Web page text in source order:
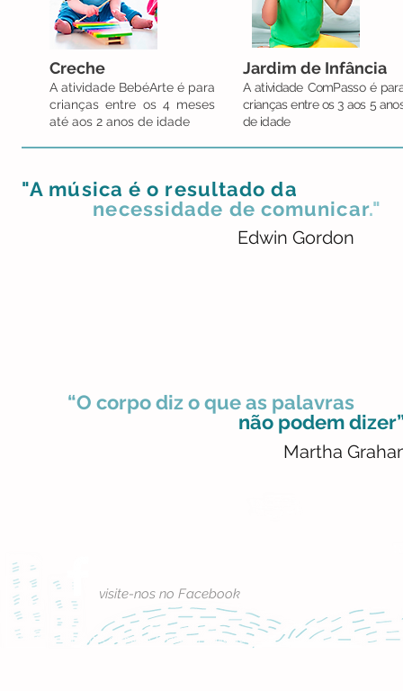
Creche
A atividade BebéArte é para
crianças entre os 4 meses
até aos 2 anos de idade
Jardim de Infância
A atividade ComPasso é
crianças entre os 3aos 5
de idade
"A música é o resultadoda
necessidade de comunicar."
Edwin Gordon
“O corpo diz o que as palavras
não podem
Martha
© 2016 by BebéArteCompasso.Criado por Simão Tavares
visite-nos no Facebook